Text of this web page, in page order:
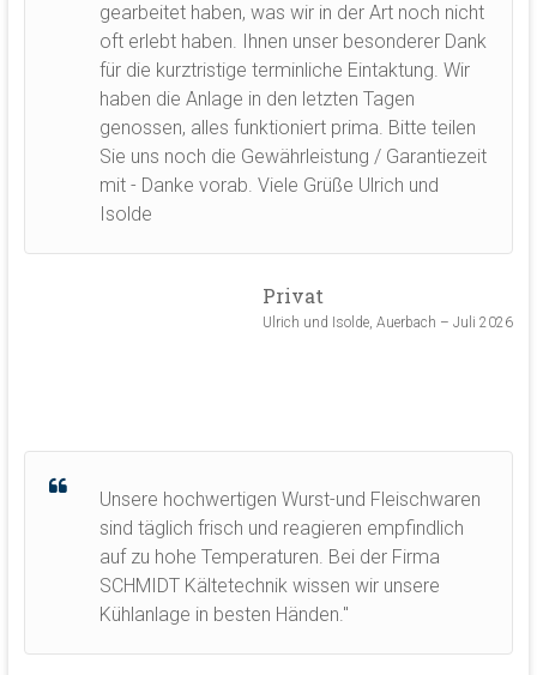
gearbeitet haben, was wir in der Art noch nicht
oft erlebt haben. Ihnen unser besonderer Dank
für die kurztristige terminliche Eintaktung. Wir
haben die Anlage in den letzten Tagen
genossen, alles funktioniert prima. Bitte teilen
Sie uns noch die Gewährleistung / Garantiezeit
mit - Danke vorab. Viele Grüße Ulrich und
Isolde
Privat
Ulrich und Isolde, Auerbach – Juli 2026
Unsere hochwertigen Wurst-und Fleischwaren
sind täglich frisch und reagieren empfindlich
auf zu hohe Temperaturen. Bei der Firma
SCHMIDT Kältetechnik wissen wir unsere
Kühlanlage in besten Händen."